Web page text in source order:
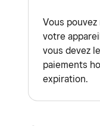
Vous
votre
vous devez
paiements
expiration.